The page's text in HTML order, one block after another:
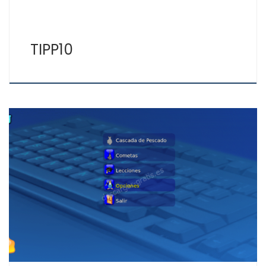
TIPP10
Aprende mecanografía jugando con Tux, el programa
Tux Type es libre y gratuito, para aprender
mecanografía desde el nivel más básico al
perfeccionamiento en el uso del teclado. Tux es la
mascota de Linux, el famoso pingüino, al que con Tux
Type le ayudarás jugando y a la vez tú […]